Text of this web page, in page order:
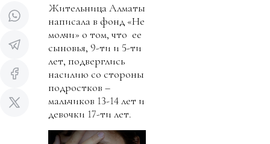
Жительница Алматы
написала в фонд «Не
молчи» о том, что ее
сыновья, 9-ти и 5-ти
лет, подверглись
насилию со стороны
подростков –
мальчиков 13-14 лет и
девочки 17-ти лет.